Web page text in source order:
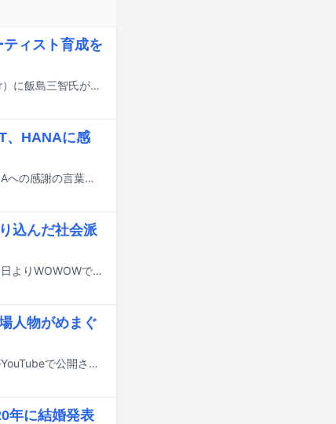
ィスト育成を
HYBE JAPANのJ-POPエグゼクティブプロデューサー（J-POP Executive Producer）に飯島三智氏が就任した。
、HANAに感
ジャネット・ジャクソンがSNSでコメント動画を公開。香取慎吾、BE:FIRST、HANAへの感謝の言葉を述べた。
込んだ社会派
香取慎吾が主演を務めるドラマ「連続ドラマW 東野圭吾『虚ろな十字架』」が9月6日よりWOWOWで放送および配信される。
人物がめまぐ
稲垣吾郎、草彅剛、香取慎吾が主演を務める映画「バナ穴 BANA_ANA」の本予告がYouTubeで公開された。
年に結婚発表